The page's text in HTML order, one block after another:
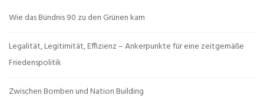
Wie das Bündnis 90 zu den Grünen kam
Legalität, Legitimität, Effizienz – Ankerpunkte für eine zeitgemäße
Friedenspolitik
Zwischen Bomben und Nation Building